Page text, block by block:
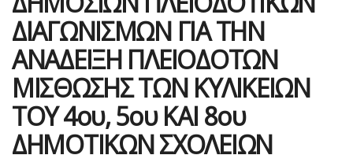
ΔΙΑΓΩΝΙΣΜΩΝ ΓΙΑ ΤΗΝ
ΑΝΑΔΕΙΞΗ ΠΛΕΙΟΔΟΤΩΝ
ΜΙΣΘΩΣΗΣ ΤΩΝ ΚΥΛΙΚΕΙΩΝ
ΤΟΥ 4ου, 5ου ΚΑΙ 8ου
ΔΗΜΟΤΙΚΩΝ ΣΧΟΛΕΙΩΝ